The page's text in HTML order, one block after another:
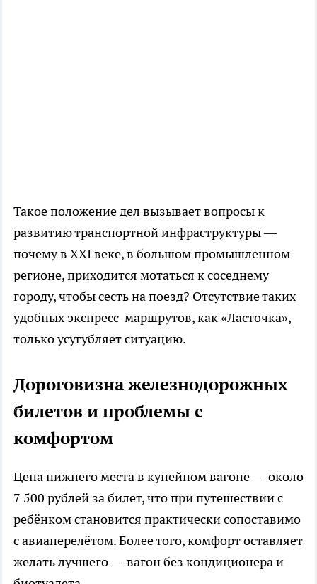
Такое положение дел вызывает вопросы к
развитию транспортной инфраструктуры —
почему в XXI веке, в большом промышленном
регионе, приходится мотаться к соседнему
городу, чтобы сесть на поезд? Отсутствие таких
удобных экспресс-маршрутов, как «Ласточка»,
только усугубляет ситуацию.
Дороговизна железнодорожных
билетов и проблемы с
комфортом
Цена нижнего места в купейном вагоне — около
7 500 рублей за билет, что при путешествии с
ребёнком становится практически сопоставимо
с авиаперелётом. Более того, комфорт оставляет
желать лучшего — вагон без кондиционера и